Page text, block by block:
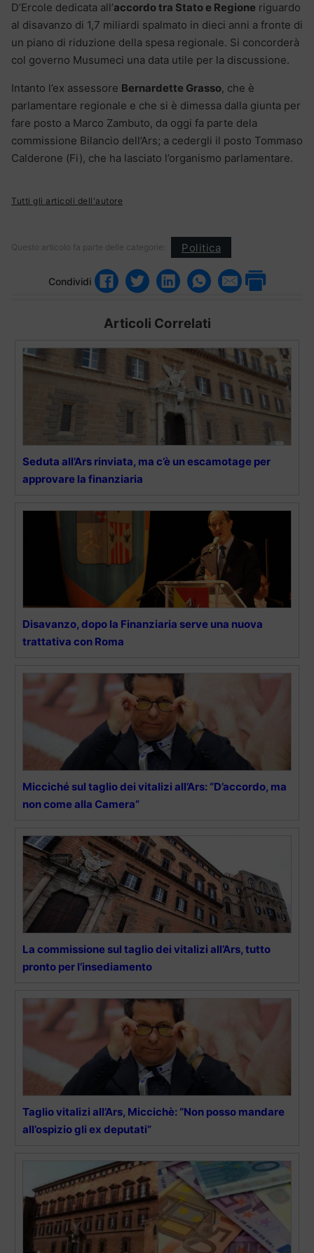
D’Ercole dedicata all’accordo tra Stato e Regione riguardo
al disavanzo di 1,7 miliardi spalmato in dieci anni a fronte di
un piano di riduzione della spesa regionale. Si concorderà
col governo Musumeci una data utile per la discussione.
Intanto l’ex assessore Bernardette Grasso, che è
parlamentare regionale e che si è dimessa dalla giunta per
fare posto a Marco Zambuto, da oggi fa parte dela
commissione Bilancio dell’Ars; a cedergli il posto Tommaso
Calderone (Fi), che ha lasciato l’organismo parlamentare.
Tutti gli articoli dell'autore
Questo articolo fa parte delle categorie: Politica
Condividi
Articoli Correlati
Seduta all’Ars rinviata, ma c’è un escamotage per
approvare la finanziaria
Disavanzo, dopo la Finanziaria serve una nuova
trattativa con Roma
Micciché sul taglio dei vitalizi all’Ars: “D’accordo, ma
non come alla Camera”
La commissione sul taglio dei vitalizi all’Ars, tutto
pronto per l’insediamento
Taglio vitalizi all’Ars, Miccichè: “Non posso mandare
all’ospizio gli ex deputati”